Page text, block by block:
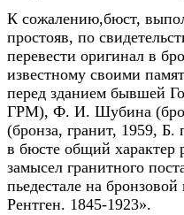
К сожалению,бюст,
простояв, по
перевести оригинал в
известному своими
перед зданием бывшей
ГРМ), Ф. И. Шубина
(бронза, гранит, 1959,
в бюсте общий
замысел гранитного
пьедестале на
Рентген. 1845-1923».